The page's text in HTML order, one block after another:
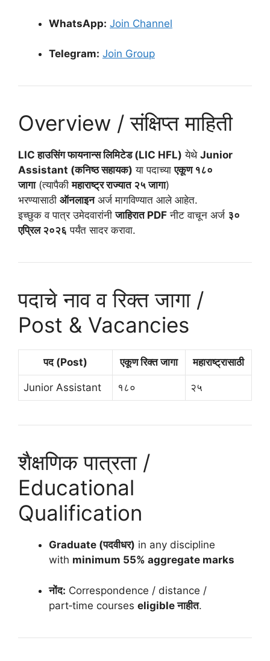
WhatsApp: Join Channel
Telegram: Join Group
Overview / संक्षिप्त माहिती
LIC हाउसिंग फायनान्स लिमिटेड (LIC HFL) येथे Junior
Assistant (कनिष्ठ सहायक) या पदाच्याएकूण १८०
जागा(त्यापैकीमहाराष्ट्र राज्यात २५ जागा)
भरण्यासाठी ऑनलाइनअर्ज मागविण्यात आले आहेत.
इच्छुक व पात्र उमेदवारांनीजाहिरात PDF नीट वाचून अर्ज ३०
एप्रिल २०२६ पर्यंत सादर करावा.
पदाचे नाव व रिक्त जागा /
Post & Vacancies
पद (Post) एकूण रिक्त जागा महाराष्ट्रासाठी
Junior Assistant १८० २५
शैक्षणिक पात्रता /
Educational
Qualification
Graduate (पदवीधर) in any discipline
with minimum 55% aggregate marks
नोंद: Correspondence / distance /
part‑time courses eligible नाहीत.